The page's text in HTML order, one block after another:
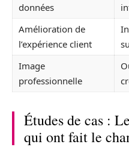
données
Amélioration de
l’expérience client
Image
professionnelle
Études de cas :
qui ont fait le